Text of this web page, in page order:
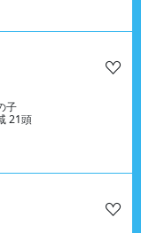
子
21頭